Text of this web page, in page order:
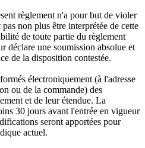
règlement n'a pour but de violer
non plus être interprétée de cette
de toute partie du règlement
déclare une soumission absolue et
de la disposition contestée.
électroniquement (à l'adresse
ou de la commande) des
et de leur étendue. La
30 jours avant l'entrée en vigueur
seront apportées pour
actuel.